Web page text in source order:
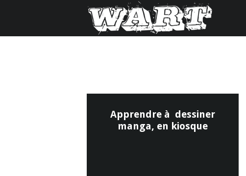
Apprendre à dessiner
manga, en kiosque